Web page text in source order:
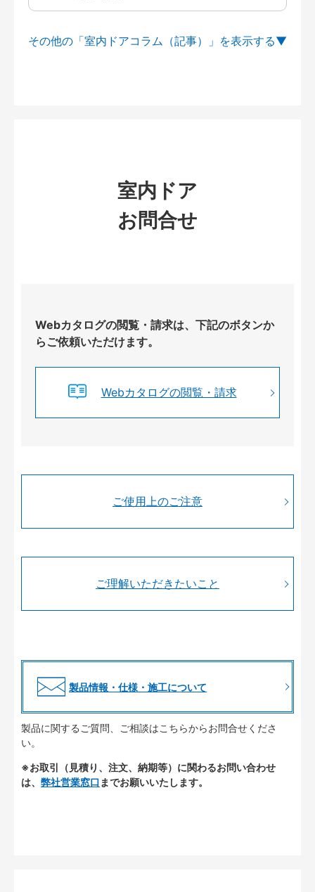
その他の「室内ドアコラム（記事）」を
室内ドア
お問合せ
Webカタログの閲覧・請求は、下記のボタンか
らご依頼いただけます。
Webカタログの閲覧・請求
ご使用上のご注意
ご理解いただきたいこと
製品情報・仕様・施工について
製品に関するご質問、ご相談はこちらからお問合せくださ
い。
※お取引（見積り、注文、納期等）に関わるお問い合わせ
は、 弊社営業窓口 までお願いいたします。